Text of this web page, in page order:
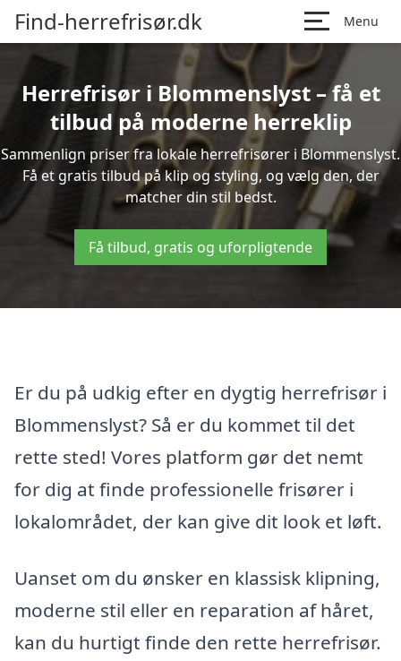
Find-herrefrisør.dk Menu
Herrefrisør i Blommenslyst – få et
tilbud på moderne herreklip
Sammenlign priser fra lokale herrefrisører i Blommenslyst.
Få et gratis tilbud på klip og styling, og vælg den, der
matcher din stil bedst.
Få tilbud, gratis og uforpligtende
Er du på udkig efter en dygtig herrefrisør i
Blommenslyst? Så er du kommet til det
rette sted! Vores platform gør det nemt
for dig at finde professionelle frisører i
lokalområdet, der kan give dit look et løft.
Uanset om du ønsker en klassisk klipning,
moderne stil eller en reparation af håret,
kan du hurtigt finde den rette herrefrisør.